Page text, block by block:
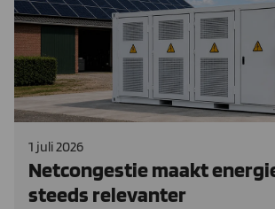
1 juli 2026
Netcongestie maakt
steeds relevanter